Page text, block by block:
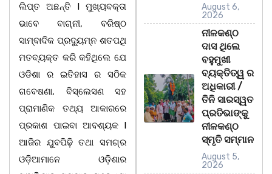
ଲିପ୍ତ ଅଛନ୍ତି l ମୁଖ୍ୟବକ୍ତା
ଭାବେ ବାଗ୍ନୀ, ବରିଷ୍ଠ
ସାମ୍ବାଦିକ ପ୍ରଦ୍ୟୁମ୍ନ ଶତପଥି
ମତବ୍ୟକ୍ତ କରି କହିଥିଲେ ଯେ
ଓଡିଶା ର ଇତିହାସ ର ସଠିକ
ଗବେଷଣା, ବିସ୍ଲେସଣ ସହ
ପ୍ରାମାଣିକ ତଥ୍ୟ ଆକାରରେ
ପ୍ରକାଶ ପାଇବା ଆବଶ୍ୟକ l
ଆଜିର ଯୁବପିଢ଼ି ତଥା ସମଗ୍ର
ଓଡ଼ିଆମାନେ ଓଡ଼ିଶାର
August 6,
2026
ନୀଳକଣ୍ଠ
ଦାସ ଥିଲେ
ବହୁମୁଖୀ
ବ୍ୟକ୍ତିତ୍ୱ ର
ଅଧିକାରୀ /
ତିନି ସାରସ୍ୱତ
ପ୍ରତିଭାଙ୍କୁ
ନୀଳକଣ୍ଠ
ସ୍ମୃତି ସମ୍ମାନ
August 5,
2026